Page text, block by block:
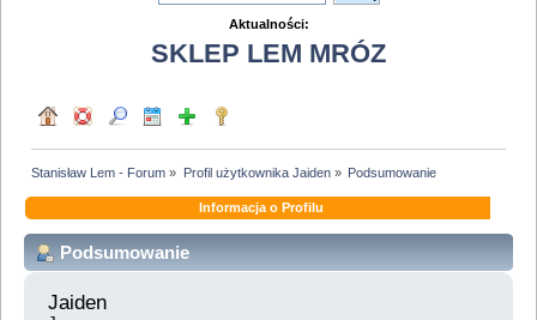
Aktualności:
SKLEP LEM MRÓZ
Stanisław Lem - Forum » Profil użytkownika Jaiden» Podsumowanie
Informacja o Profilu
Podsumowanie
Jaiden